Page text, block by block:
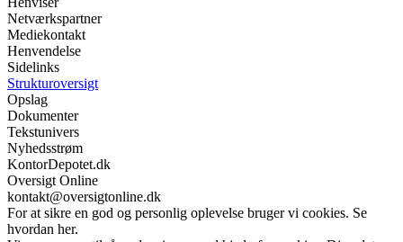
Netværkspartner
Mediekontakt
Henvendelse
Sidelinks
Strukturoversigt
Opslag
Dokumenter
Tekstunivers
Nyhedsstrøm
KontorDepotet.dk
Oversigt Online
kontakt@oversigtonline.dk
For at sikre en god og personlig oplevelse bruger vi cookies. Se
hvordan her.